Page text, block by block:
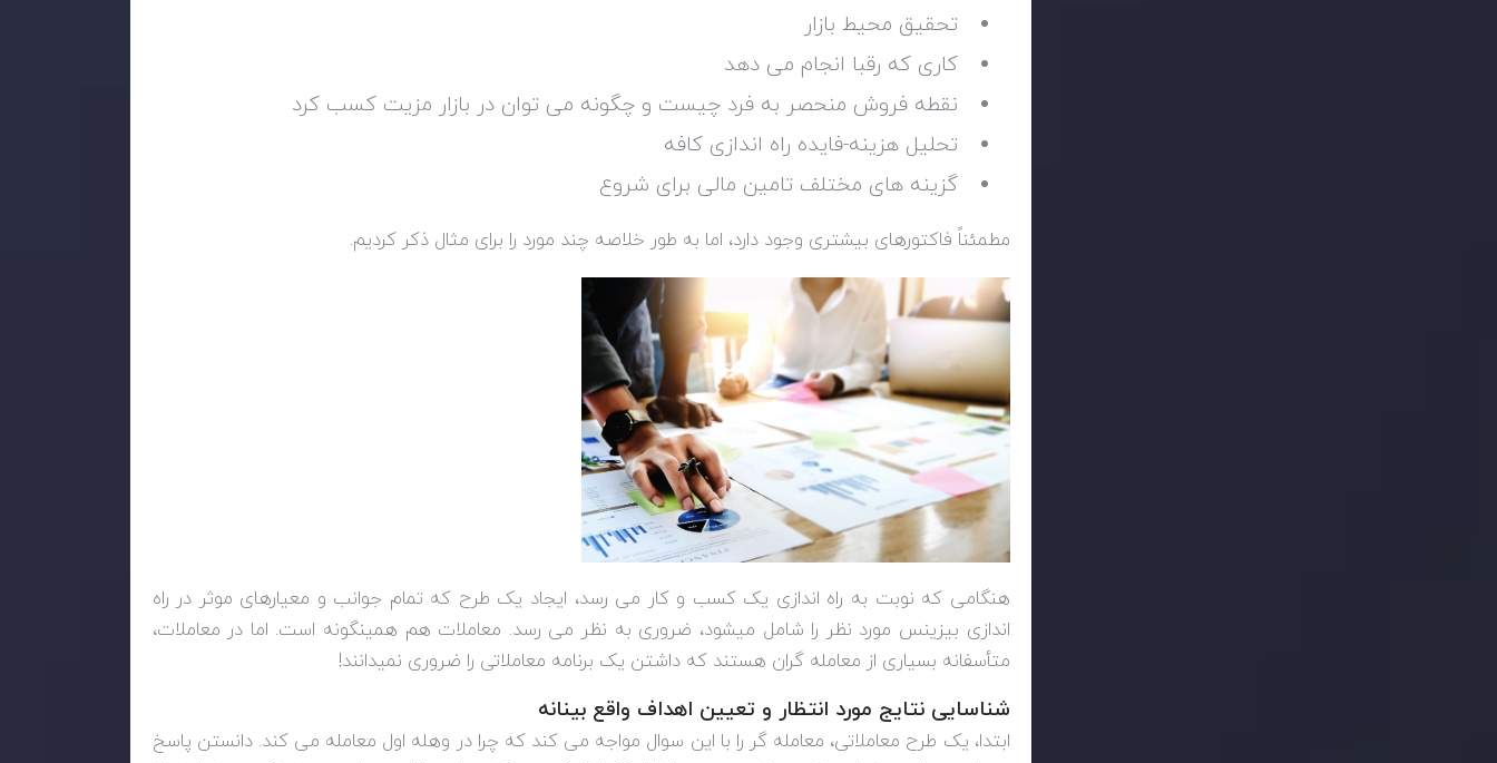
تحقیق محیط بازار
کاری که رقبا انجام می دهد
نقطه فروش منحصر به فرد چیست و چگونه می توان در بازار مزیت کسب کرد
تحلیل هزینه-فایده راه اندازی کافه
گزینه های مختلف تامین مالی برای شروع
مطمئناً فاکتورهای بیشتری وجود دارد، اما به طور خلاصه چند مورد را برای مثال ذکر کردیم.
هنگامی که نوبت به راه اندازی یک کسب و کار می رسد، ایجاد یک طرح که تمام جوانب و معیارهای موثر در راه
اندازی بیزینس مورد نظر را شامل میشود، ضروری به نظر می رسد. معاملات هم همینگونه است. اما در معاملات،
متأسفانه بسیاری از معامله گران هستند که داشتن یک برنامه معاملاتی را ضروری نمیدانند!
شناسایی نتایج مورد انتظار و تعیین اهداف واقع بینانه
ابتدا، یک طرح معاملاتی، معامله گر را با این سوال مواجه می کند که چرا در وهله اول معامله می کند. دانستن پاسخ